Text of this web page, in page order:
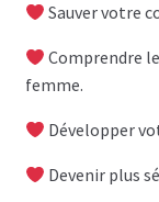
Sauver votre
Comprendre
femme.
Développer
Devenir plus